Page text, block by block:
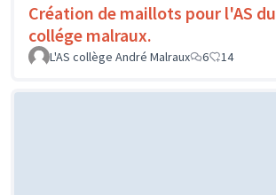
Création de maillots pour l'AS du
collége malraux.
L'AS collège André Malraux
6 14